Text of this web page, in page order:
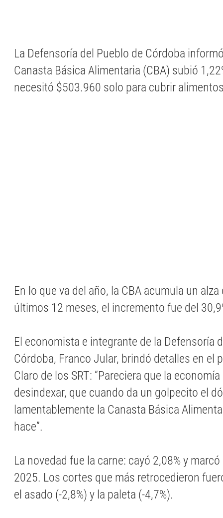
La Defensoría del Pueblo de Córdoba
Canasta Básica Alimentaria (CBA) subió
necesitó $503.960 solo para cubrir
En lo que va del año, la CBA acumula un
últimos 12 meses, el incremento fue del
El economista e integrante de la Defensoría
Córdoba, Franco Jular, brindó detalles en el
Claro de los SRT: “Pareciera que la
desindexar, que cuando da un golpecito el
lamentablemente la Canasta Básica
hace”.
La novedad fue la carne: cayó 2,08% y
2025. Los cortes que más retrocedieron
el asado (-2,8%) y la paleta (-4,7%).